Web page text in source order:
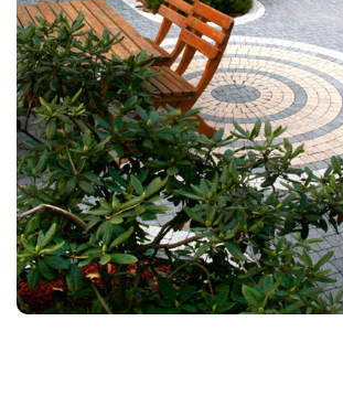
Eko Bruk
Płyty tarasowo-
Obrzeża dekoracyjne
Palisady
Donice betonowe
Schody betonowe